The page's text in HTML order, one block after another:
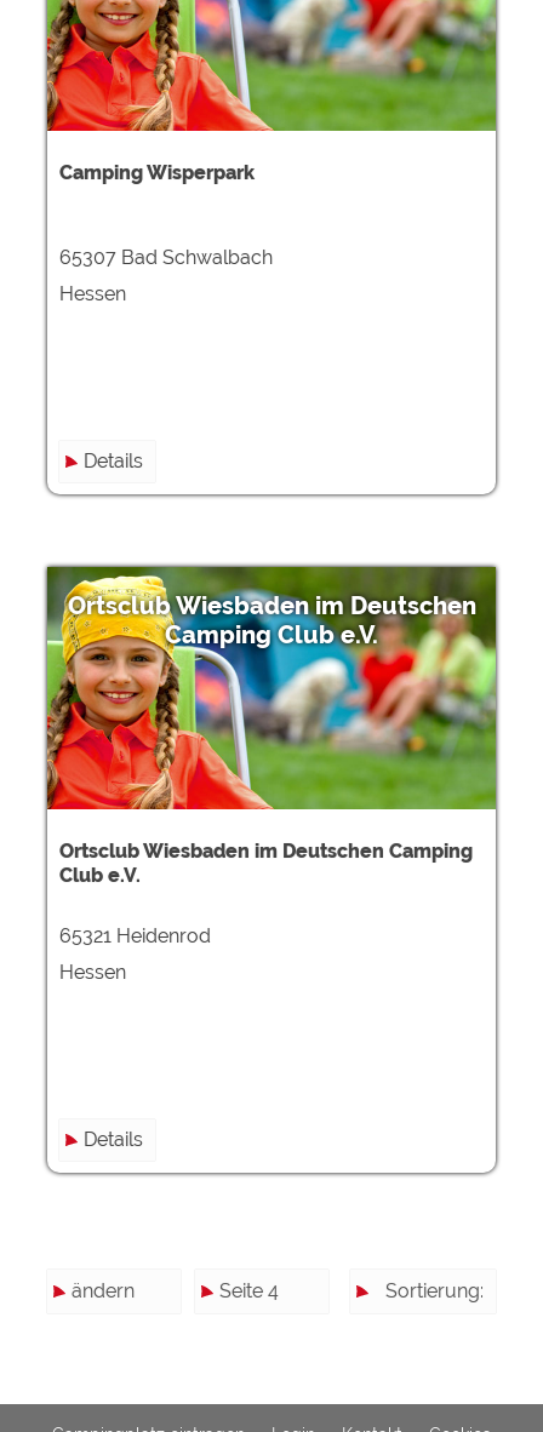
Camping Wisperpark
65307 Bad Schwalbach
Hessen
Details
Ortsclub Wiesbaden im Deutschen
Camping Club e.V.
Ortsclub Wiesbaden im Deutschen Camping
Club e.V.
65321 Heidenrod
Hessen
Details
ändern Seite 4 Sortierung: